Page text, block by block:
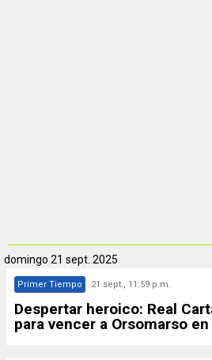
domingo 21 sept. 2025
Primer Tiempo 21 sept., 11:59 p.m.
Despertar heroico: Real
para vencer a Orsomarso